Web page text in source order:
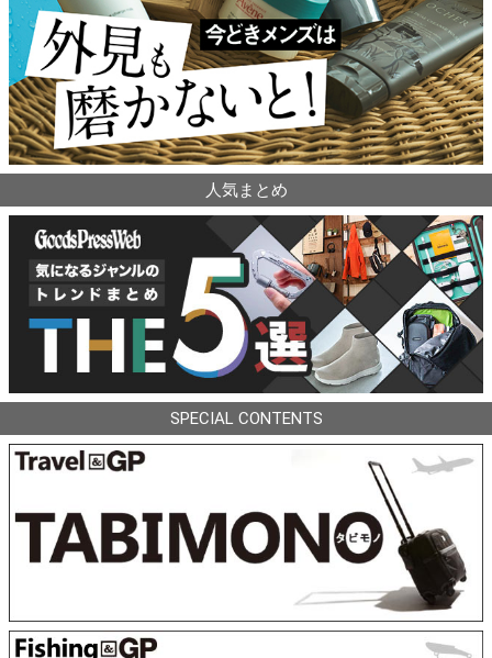
人気まとめ
SPECIAL CONTENTS